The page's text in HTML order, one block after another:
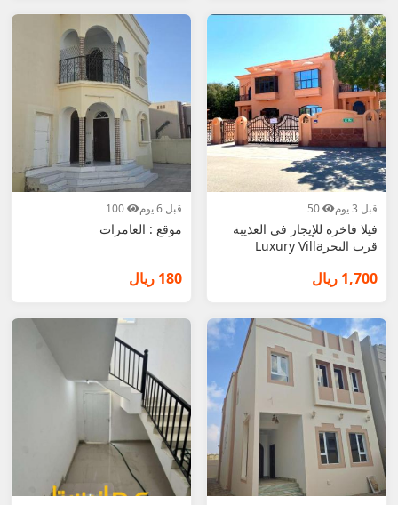
قبل 3 يوم
فيلا فاخرة للإيجار في العذيبة
قرب البحرLuxury Villa
1,700 ريال
قبل 6 يوم
موقع : العامرات
180 ريال